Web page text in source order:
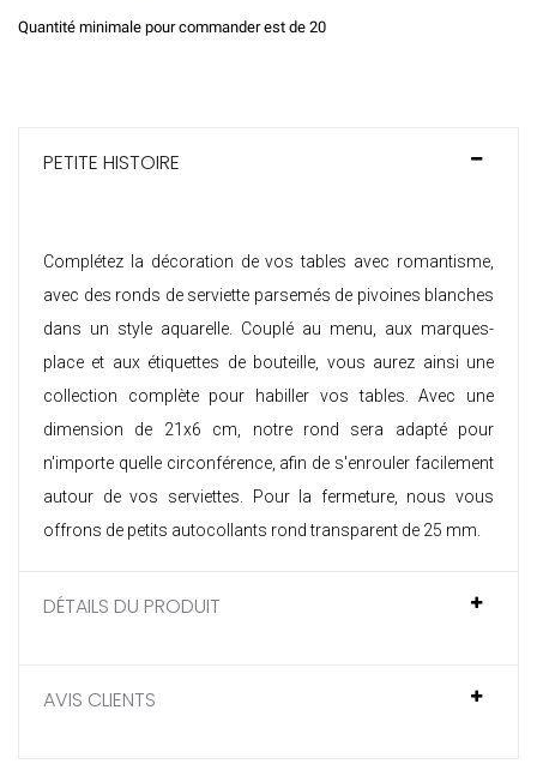
Quantité minimale pour commander est de 20
PETITE HISTOIRE
Complétez la décoration de vos tables avec romantisme,
avec des ronds de serviette parsemés de pivoines blanches
dans un style aquarelle. Couplé au menu, aux marques-
place et aux étiquettes de bouteille, vous aurez ainsi une
collection complète pour habiller vos tables. Avec une
dimension de 21x6 cm, notre rond sera adapté pour
n'importe quelle circonférence, afin de s'enrouler facilement
autour de vos serviettes. Pour la fermeture, nous vous
offrons de petits autocollants rond transparent de 25 mm.
DÉTAILS DU PRODUIT
AVIS CLIENTS